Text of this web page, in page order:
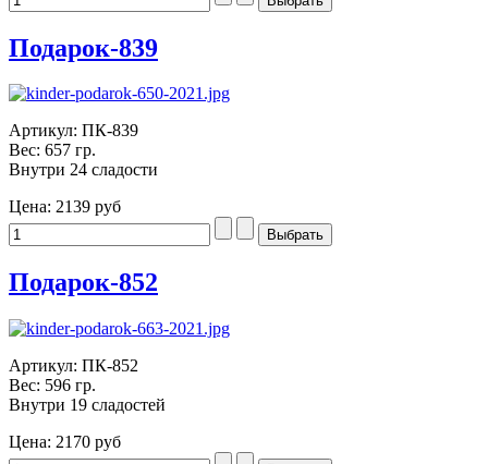
Подарок-839
Артикул: ПК-839
Вес: 657 гр.
Внутри 24 сладости
Цена: 2139 руб
Подарок-852
Артикул: ПК-852
Вес: 596 гр.
Внутри 19 сладостей
Цена: 2170 руб